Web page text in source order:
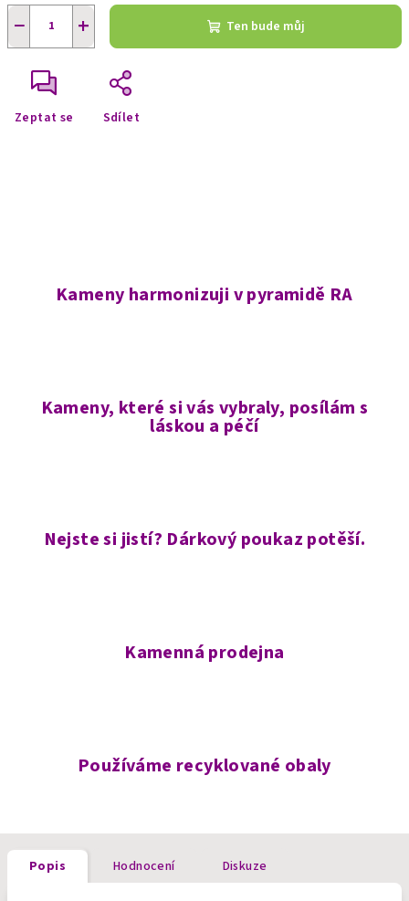
+
− Ten bude můj
Zeptat se Sdílet
Kameny harmonizuji v pyramidě RA
Kameny, které si vás vybraly, posílám s
láskou a péčí
Nejste si jistí? Dárkový poukaz potěší.
Kamenná prodejna
Používáme recyklované obaly
Popis Hodnocení Diskuze